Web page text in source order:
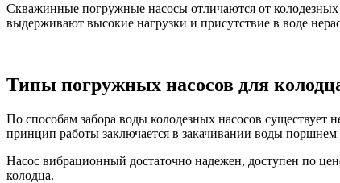
Скважинные погружные насосы отличаются от
выдерживают высокие нагрузки и присутствие в воде
Типы погружных насосов для
По способам забора воды колодезных насосов
принцип работы заключается в закачивании воды
Насос вибрационный достаточно надежен, доступен по
колодца.